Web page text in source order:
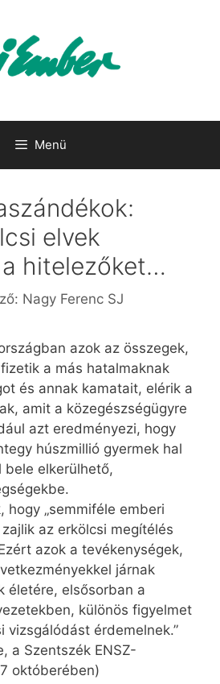
Menü
elvek
hitelezőket…
Nagy Ferenc SJ
azok az összegek,
a más hatalmaknak
és annak kamatait, elérik a
amit a közegészségügyre
azt eredményezi, hogy
húszmillió gyermek hal
bele elkerülhető,
hogy „semmiféle emberi
az erkölcsi megítélés
azok a tevékenységek,
járnak
életére, elsősorban a
különös figyelmet
vizsgálódást érdemelnek.”
a Szentszék ENSZ-
októberében)